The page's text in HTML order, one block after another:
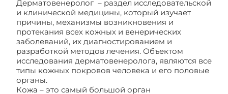
Дерматовенеролог – раздел исследовательской
и клинической медицины, который изучает
причины, механизмы возникновения и
протекания всех кожных и венерических
заболеваний, их диагностированием и
разработкой методов лечения. Объектом
исследования дерматовенеролога, являются все
типы кожных покровов человека и его половые
органы.
Кожа – это самый большой орган